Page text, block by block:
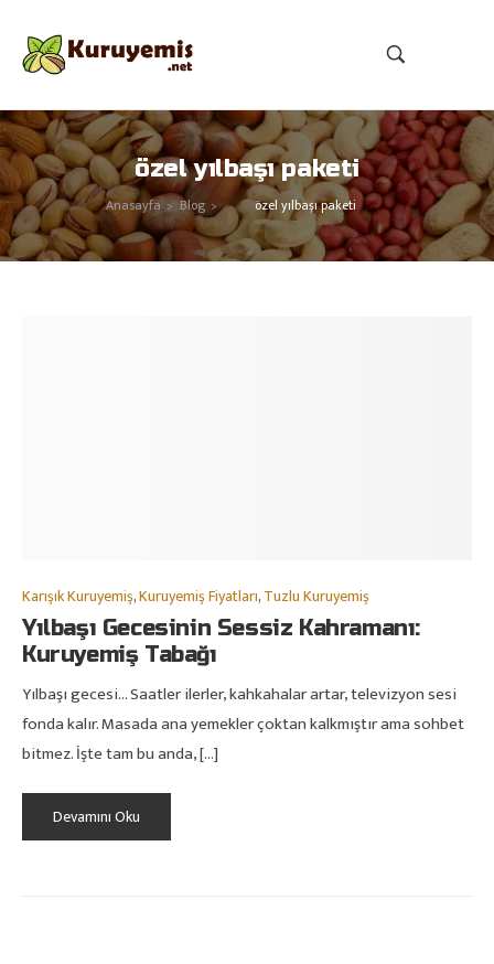
özel yılbaşı paketi
Anasayfa > Blog > özel yılbaşı paketi
Karışık Kuruyemiş,Kuruyemiş Fiyatları,Tuzlu Kuruyemiş
Yılbaşı Gecesinin Sessiz Kahramanı:
Kuruyemiş Tabağı
Yılbaşı gecesi… Saatler ilerler, kahkahalar artar, televizyon sesi
fonda kalır. Masada ana yemekler çoktan kalkmıştır ama sohbet
bitmez. İşte tam bu anda, […]
Devamını Oku